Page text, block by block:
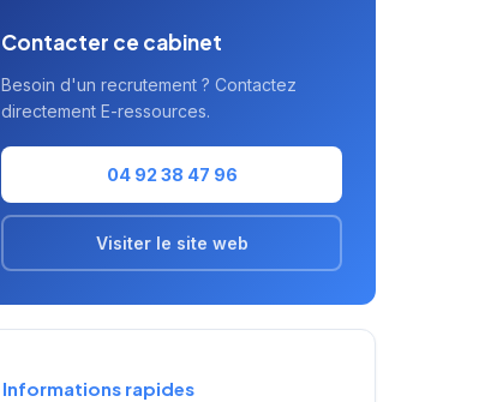
Contacter ce cabinet
Besoin d'un recrutement ? Contactez
directement E-ressources.
04 92 38 47 96
Visiter le site web
Informations rapides